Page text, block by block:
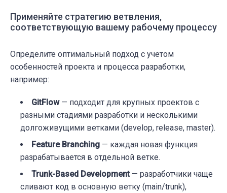
Применяйте стратегию ветвления,
соответствующую вашему рабочему процессу
Определите оптимальный подход с учетом
особенностей проекта и процесса разработки,
например:
GitFlow— подходит для крупных проектов с
разными стадиями разработки и несколькими
долгоживущими ветками (develop, release, master).
Feature Branching — каждая новая функция
разрабатывается в отдельной ветке.
Trunk-Based Development — разработчики чаще
сливают код в основную ветку (main/trunk),